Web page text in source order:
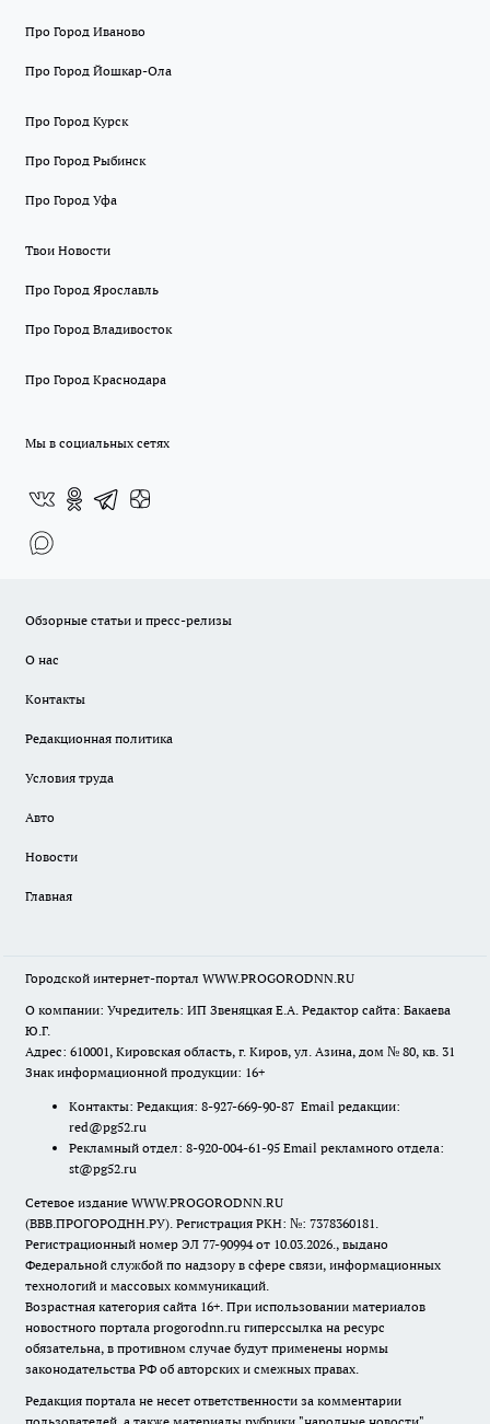
Про Город Иваново
Про Город Йошкар-Ола
Про Город Курск
Про Город Рыбинск
Про Город Уфа
Твои Новости
Про Город Ярославль
Про Город Владивосток
Про Город Краснодара
Мы в социальных сетях
Обзорные статьи и пресс-релизы
О нас
Контакты
Редакционная политика
Условия труда
Авто
Новости
Главная
Городской интернет-портал WWW.PROGORODNN.RU
О компании: Учредитель: ИП Звеняцкая Е.А. Редактор сайта: Бакаева
Ю.Г.
Адрес: 610001, Кировская область, г. Киров, ул. Азина, дом № 80, кв. 31
Знак информационной продукции: 16+
Контакты: Редакция: 8-927-669-90-87 Email редакции:
red@pg52.ru
Рекламный отдел: 8-920-004-61-95 Email рекламного отдела:
st@pg52.ru
Сетевое издание WWW.PROGORODNN.RU
(ВВВ.ПРОГОРОДНН.РУ). Регистрация РКН: №: 7378360181.
Регистрационный номер ЭЛ 77-90994 от 10.03.2026., выдано
Федеральной службой по надзору в сфере связи, информационных
технологий и массовых коммуникаций.
Возрастная категория сайта 16+. При использовании материалов
новостного портала progorodnn.ru гиперссылка на ресурс
обязательна, в противном случае будут применены нормы
законодательства РФ об авторских и смежных правах.
Редакция портала не несет ответственности за комментарии